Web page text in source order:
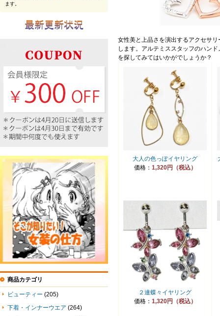
女性美と上品さを演出するアクセサ
します。アルテミススタッフのハン
を探してみてはいかがでしょうか？
大人の色っぽイヤリング
価格： 1,320円（税込）
２連蝶々イヤリング
価格： 1,320円（税込）
ます。
商品カテゴリ
ビューティー (205)
下着・インナーウエア (264)